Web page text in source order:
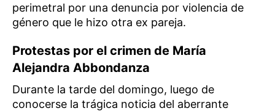
perimetral por una denuncia por violencia de
género que le hizo otra ex pareja.
Protestas por el crimen de María
Alejandra Abbondanza
Durante la tarde del domingo, luego de
conocerse la trágica noticia del aberrante